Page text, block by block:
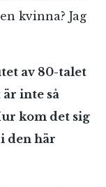
kvinna? Jag
av 80-talet
inte så
kom det sig
den här